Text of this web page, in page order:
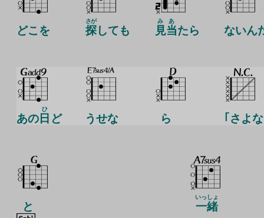
どこを 探
さが
しても 見
み
当
あ
たら ないん
あの 日
ひ
ど うせな ら ｢さよ
と 一緒
いっしょ